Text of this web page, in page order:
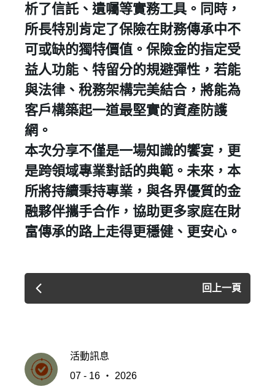
析了信託、遺囑等實務工具。同時，
所長特別肯定了保險在財務傳承中不
可或缺的獨特價值。保險金的指定受
益人功能、特留分的規避彈性，若能
與法律、稅務架構完美結合，將能為
客戶構築起一道最堅實的資產防護
網。
​本次分享不僅是一場知識的饗宴，更
是跨領域專業對話的典範。未來，本
所將持續秉持專業，與各界優質的金
融夥伴攜手合作，協助更多家庭在財
富傳承的路上走得更穩健、更安心。
回上一頁
活動訊息
07 - 16 ‧ 2026